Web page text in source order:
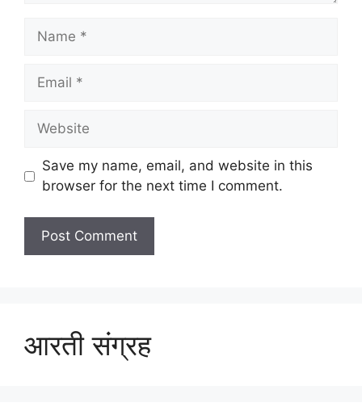
Name
Email
Website
Save my name, email, and website in this
browser for the next time I comment.
आरती संग्रह